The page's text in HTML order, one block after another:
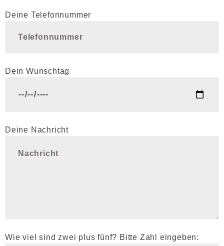
Deine Telefonnummer
Please leave this field empty.
Please leave this field empty.
Dein Wunschtag
Deine Nachricht
Wie viel sind zwei plus fünf? Bitte Zahl eingeben: